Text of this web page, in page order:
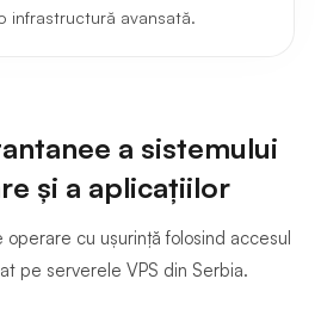
infrastructură avansată.
a sistemului
și a aplicațiilor
operare cu ușurință folosind accesul
pe serverele VPS din Serbia.